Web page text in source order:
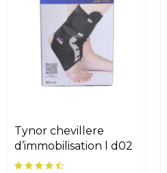
tynor chevillere
d’immobilisation l d02